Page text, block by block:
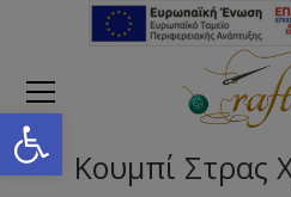
Open toolbar
Κουμπί Στρας